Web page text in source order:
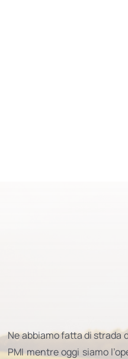
Ne abbiamo fatta di strada
PMI mentre oggi siamo